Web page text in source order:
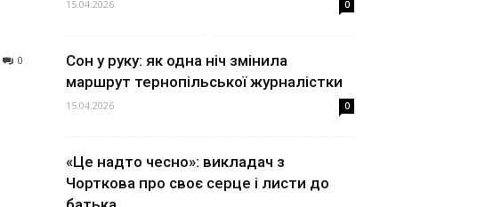
0
15.04.2026 0
Сон у руку: як одна ніч змінила
маршрут тернопільської журналістки
15.04.2026 0
«Це надто чесно»: викладач з
Чорткова про своє серце і листи до